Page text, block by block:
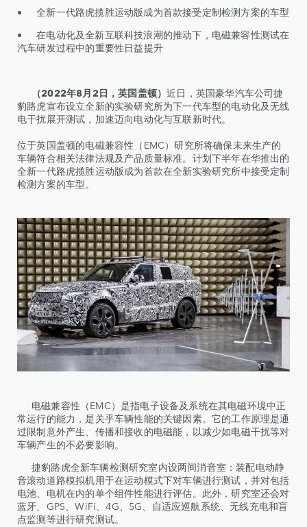
• 全新一代路虎揽胜运动版成为首款接受定制检测方案的车型
• 在电动化及全新互联科技浪潮的推动下，电磁兼容性测试在
汽车研发过程中的重要性日益提升
（2022年8月2日，英国盖顿）近日，英国豪华汽车公司捷
豹路虎宣布设立全新的实验研究所为下一代车型的电动化及无线
电干扰展开测试，加速迈向电动化与互联新时代。
位于英国盖顿的电磁兼容性（EMC）研究所将确保未来生产的
车辆符合相关法律法规及产品质量标准。计划下半年在华推出的
全新一代路虎揽胜运动版成为首款在全新实验研究所中接受定制
检测方案的车型。
电磁兼容性（EMC）是指电子设备及系统在其电磁环境中正
常运行的能力，是关乎车辆性能的关键因素。它的工作原理是通
过限制意外产生、传播和接收的电磁能，以减少如电磁干扰等对
车辆产生的不必要影响。
捷豹路虎全新车辆检测研究室内设两间消音室：装配电动静
音滚动道路模拟机用于在运动模式下对车辆进行测试，并对包括
电池、电机在内的单个组件性能进行评估。此外，研究室还会对
蓝牙、GPS、WiFi、4G、5G、自适应巡航系统、无线充电和盲
点监测等进行研究测试。